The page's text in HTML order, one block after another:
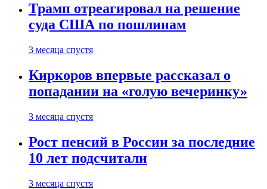
Трамп отреагировал на решение
суда США по пошлинам
3 месяца спустя
Киркоров впервые рассказал о
попадании на «голую вечеринку»
3 месяца спустя
Рост пенсий в России за последние
10 лет подсчитали
3 месяца спустя